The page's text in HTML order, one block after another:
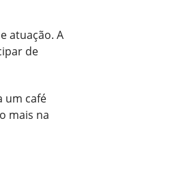
atuação. A
de
um café
mais na